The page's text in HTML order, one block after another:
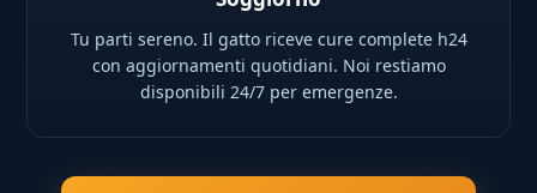
Tu parti sereno. Il gatto riceve cure complete h24
con aggiornamenti quotidiani. Noi restiamo
disponibili 24/7 per emergenze.